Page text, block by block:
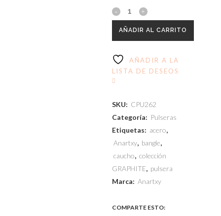
AÑADIR AL CARRITO
AÑADIR A LA
LISTA DE DESEOS
SKU: CPU262
Categoría: Pulseras
Etiquetas: acero,
Anartxy, bangle,
caucho, colección
GRAPHITE, pulsera
Marca: Anartxy
COMPARTE ESTO: